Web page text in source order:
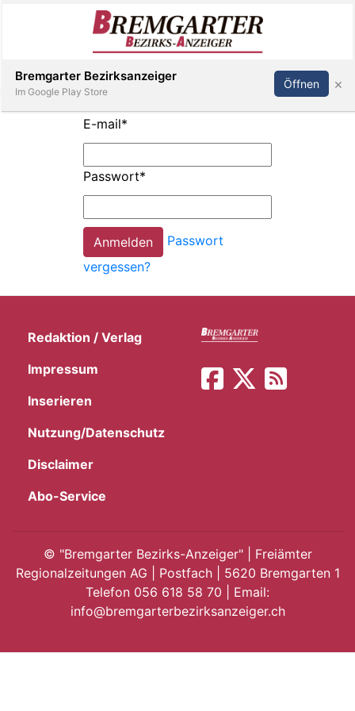
E-
App
Inserieren Abonnieren Anmelden
E-mail*
Passwort*
Passwort
vergessen?
Redaktion / Verlag
Impressum
Inserieren
Nutzung/Datenschutz
Disclaimer
Abo-Service
© "Bremgarter Bezirks-Anzeiger" | Freiämter
Regionalzeitungen AG | Postfach | 5620 Bremgarten 1
Telefon 056 618 58 70 | Email:
info@bremgarterbezirksanzeiger.ch
Bremgarter Bezirksanzeiger
Im Google Play Store
Öffnen ×